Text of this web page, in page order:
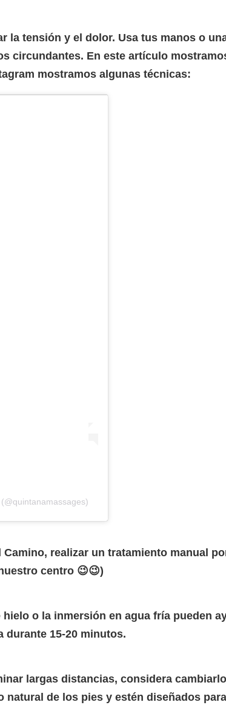
la tensión y el dolor. Usa tus manos o
circundantes. En este artículo
mostramos algunas técnicas:
realizar un tratamiento manual
centro 😉😉)
o la inmersión en agua fría pueden
durante 15-20 minutos.
largas distancias, considera
de los pies y estén diseñados